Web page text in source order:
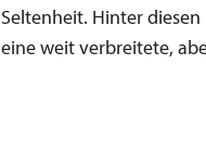
Seltenheit. Hinter
eine weit verbreitete,